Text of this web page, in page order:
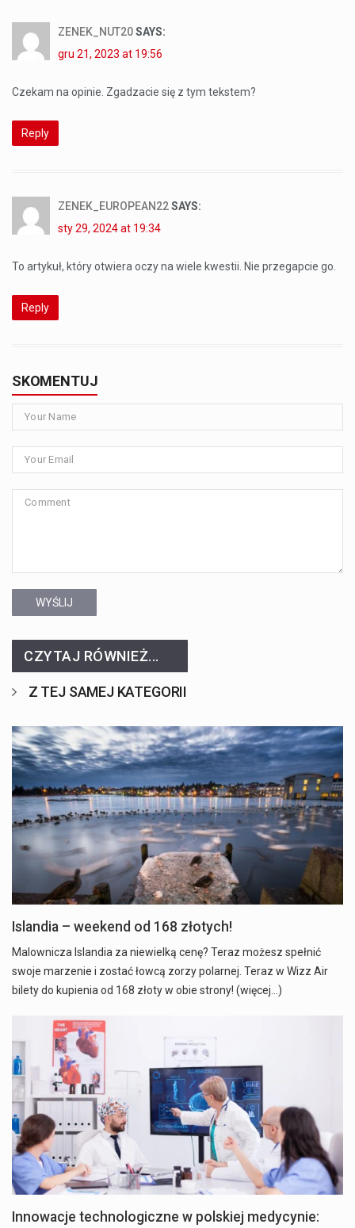
ZENEK_NUT20SAYS:
gru 21, 2023 at 19:56
Czekam na opinie. Zgadzacie się z tym tekstem?
Reply
ZENEK_EUROPEAN22SAYS:
sty 29, 2024 at 19:34
To artykuł, który otwiera oczy na wiele kwestii. Nie przegapcie go.
Reply
SKOMENTUJ
WYŚLIJ
CZYTAJ RÓWNIEŻ...
Z TEJ SAMEJ KATEGORII
Islandia – weekend od 168 złotych!
Malownicza Islandia za niewielką cenę? Teraz możesz spełnić
swoje marzenie i zostać łowcą zorzy polarnej. Teraz w Wizz Air
bilety do kupienia od 168 złoty w obie strony! (więcej…)
Innowacje technologiczne w polskiej medycynie: